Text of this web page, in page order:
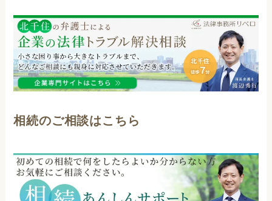
相続のご相談はこちら